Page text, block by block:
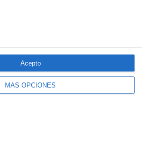
MÁS OPCIONES
Acepto